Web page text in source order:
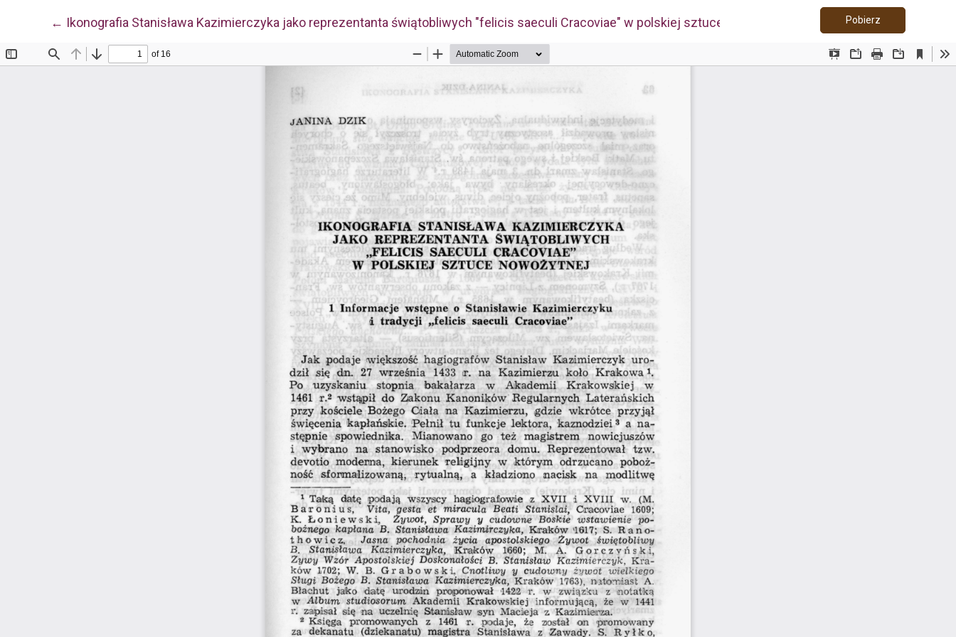
← Wróć do szczegółów artykułu
Ikonografia Stanisława Kazimierczyka jako reprezentanta świątobliwych "felicis saeculi Cracoviae" w polskiej sztuce nowożytnej PobierzPobierz PDF